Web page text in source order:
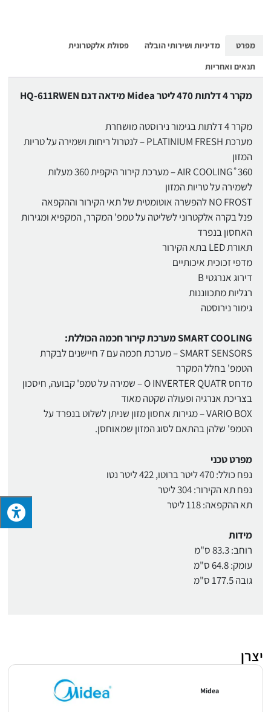
מפרט מדיניות ושירותי הובלה
פסולת אלקטרונית
תנאים ואחריות
מקרר 4 דלתות 470 ליטר Midea מידאה דגם HQ-611RWEN
מקרר 4 דלתות בגימור נירוסטה מושחרת
מערכת PLATINIUM FRESH – לנטרול ריחות ושמירה על טריות
המזון
AIR COOLING˚360 – מערכת קירור היקפית 360 מעלות
לשמירה על טריות המזון
NO FROST להפשרה אוטומטית של תאי הקירור וההקפאה
פנל בקרה אלקטרוני לשליטה על טמפ' המקרר, המקפיא ומגירות
האחסון בנפרד
תאורת LED בתא הקירור
מדפי זכוכית איכותיים
דירוג אנרגטי B
רגליות מתכווננות
גימור נירוסטה
SMART COOLING מערכת קירור חכמה הכוללת:
SMART SENSORS – מערכת חכמה עם 7 חיישנים לבקרת
הטמפ' בחלל המקרר
מדחס O INVERTER QUATR – שמירה על טמפ' קבועה, חיסכון
בצריכת אנרגיה ופעולה שקטה מאוד
VARIO BOX – מגירות אחסון מזון שניתן לשלוט בנפרד על
הטמפ' שלהן בהתאם לסוג המזון שמאוחסן.
מפרט טכני
נפח כולל: 470 ליטר ברוטו, 422 ליטר נטו
נפח תא הקירור: 304 ליטר
תא ההקפאה: 118 ליטר
מידות
רוחב: 83.3 ס"מ
עומק: 64.8 ס"מ
גובה 177.5 ס"מ
יצרן
Midea